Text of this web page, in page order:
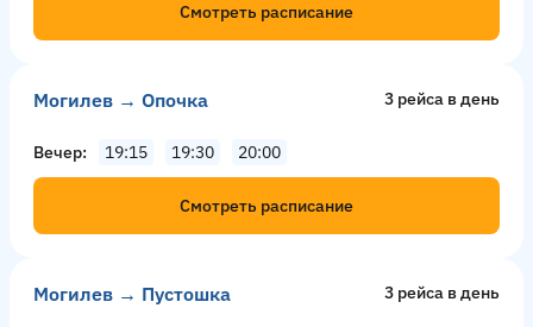
Смотреть расписание
Могилев → Опочка 3 рейсa в день
Вечер 19:15 19:30 20:00
Смотреть расписание
Могилев → Пустошка 3 рейсa в день